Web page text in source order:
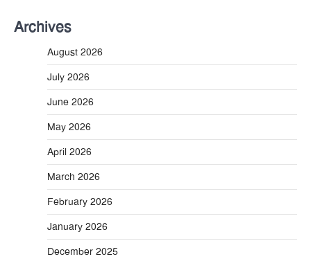
Archives
August 2026
July 2026
June 2026
May 2026
April 2026
March 2026
February 2026
January 2026
December 2025